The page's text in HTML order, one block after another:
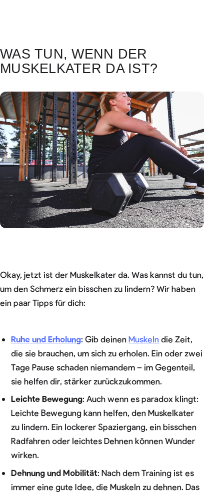
WAS TUN, WENN DER
MUSKELKATER DA IST?
Okay, jetzt ist der Muskelkater da. Was kannst du tun,
um den Schmerz ein bisschen zu lindern? Wir haben
ein paar Tipps für dich:
Ruhe und Erholung: Gib deinenMuskeln die Zeit,
die sie brauchen, um sich zu erholen. Ein oder zwei
Tage Pause schaden niemandem – im Gegenteil,
sie helfen dir, stärker zurückzukommen.
Leichte Bewegung: Auch wenn es paradox klingt:
Leichte Bewegung kann helfen, den Muskelkater
zu lindern. Ein lockerer Spaziergang, ein bisschen
Radfahren oder leichtes Dehnen können Wunder
wirken.
Dehnung und Mobilität: Nach dem Training ist es
immer eine gute Idee, die Muskeln zu dehnen. Das